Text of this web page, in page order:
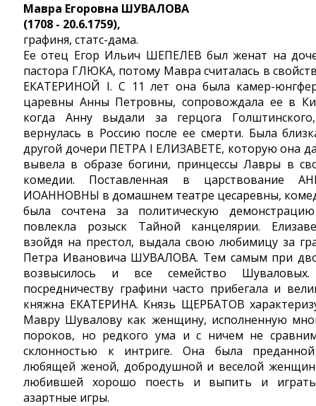
Мавра Егоровна ШУВАЛОВА
(1708 - 20.6.1759),
графиня, статс-дама.
Ее отец Егор Ильич ШЕПЕЛЕВ был женат на
пастора ГЛЮКА, потому Мавра считалась в
ЕКАТЕРИНОЙ I. С 11 лет она была камер-
царевны Анны Петровны, сопровождала ее в
когда Анну выдали за герцога
вернулась в Россию после ее смерти. Была
другой дочери ПЕТРА I ЕЛИЗАВЕТЕ, которую она
вывела в образе богини, принцессы Лавры в
комедии. Поставленная в царствование
ИОАННОВНЫ в домашнем театре цесаревны,
была сочтена за политическую
повлекла розыск Тайной канцелярии.
взойдя на престол, выдала свою любимицу за
Петра Ивановича ШУВАЛОВА. Тем самым при
возвысилось и все семейство
посредничеству графини часто прибегала и
княжна ЕКАТЕРИНА. Князь ЩЕРБАТОВ
Мавру Шувалову как женщину, исполненную
пороков, но редкого ума и с ничем не
склонностью к интриге. Она была
любящей женой, добродушной и веселой
любившей хорошо поесть и выпить и
азартные игры.